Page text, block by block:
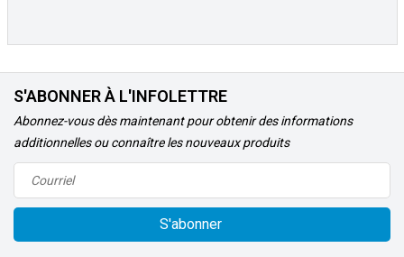
S'ABONNER À L'INFOLETTRE
Abonnez-vous dès maintenant pour obtenir des informations
additionnelles ou connaître les nouveaux produits
S'abonner